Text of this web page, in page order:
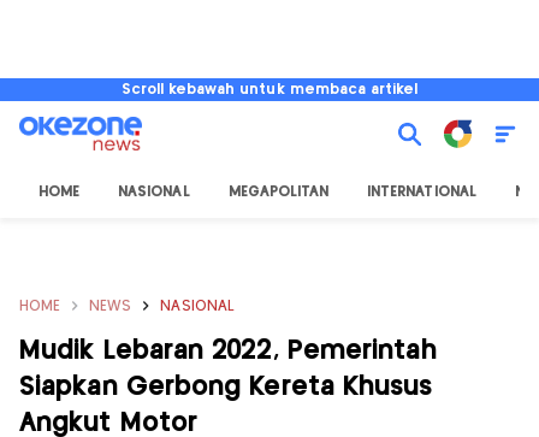
Scroll kebawah untuk membaca artikel
HOME NASIONAL MEGAPOLITAN INTERNATIONAL
HOME NEWS NASIONAL
Mudik Lebaran 2022, Pemerintah
Siapkan Gerbong Kereta Khusus
Angkut Motor